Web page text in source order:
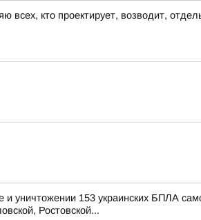
всех, кто проектирует, возводит,
уничтожении 153 украинских БПЛА
Ростовской...